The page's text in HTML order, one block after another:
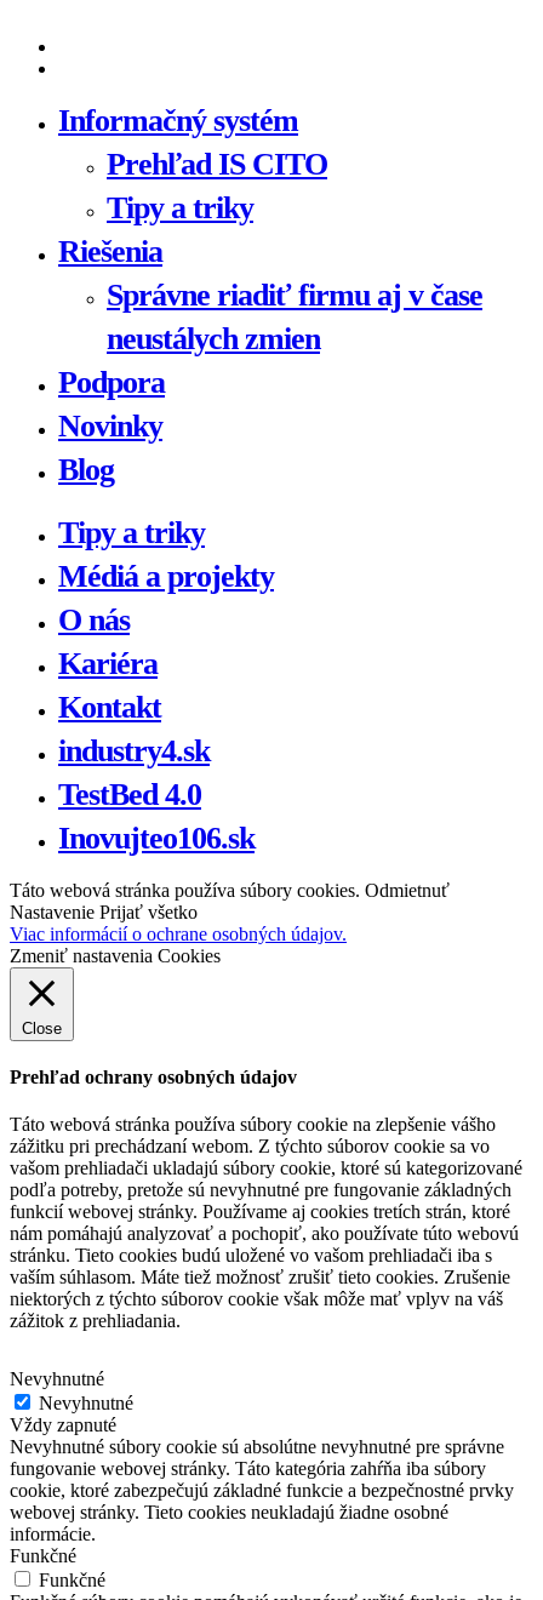
Menu
Informačný systém
Prehľad IS CITO
Tipy a triky
Riešenia
Správne riadiť firmu aj v čase
neustálych zmien
Podpora
Novinky
Blog
Tipy a triky
Médiá a projekty
O nás
Kariéra
Kontakt
industry4.sk
TestBed 4.0
Inovujteo106.sk
Táto webová stránka používa súbory cookies. Odmietnuť
Nastavenie Prijať všetko
Viac informácií o ochrane osobných údajov.
Zmeniť nastavenia Cookies
Close
Prehľad ochrany osobných údajov
Táto webová stránka používa súbory cookie na zlepšenie vášho
zážitku pri prechádzaní webom. Z týchto súborov cookie sa vo
vašom prehliadači ukladajú súbory cookie, ktoré sú kategorizované
podľa potreby, pretože sú nevyhnutné pre fungovanie základných
funkcií webovej stránky. Používame aj cookies tretích strán, ktoré
nám pomáhajú analyzovať a pochopiť, ako používate túto webovú
stránku. Tieto cookies budú uložené vo vašom prehliadači iba s
vaším súhlasom. Máte tiež možnosť zrušiť tieto cookies. Zrušenie
niektorých z týchto súborov cookie však môže mať vplyv na váš
zážitok z prehliadania.
Nevyhnutné
Nevyhnutné
Vždy zapnuté
Nevyhnutné súbory cookie sú absolútne nevyhnutné pre správne
fungovanie webovej stránky. Táto kategória zahŕňa iba súbory
cookie, ktoré zabezpečujú základné funkcie a bezpečnostné prvky
webovej stránky. Tieto cookies neukladajú žiadne osobné
informácie.
Funkčné
Funkčné